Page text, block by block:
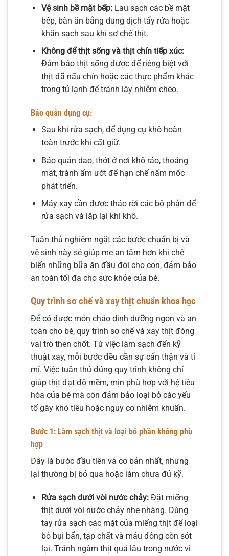
Vệ sinh bề mặt bếp:Lau sạch các bề mặt
bếp, bàn ăn bằng dung dịch tẩy rửa hoặc
khăn sạch sau khi sơ chế thịt.
Không để thịt sống và thịt chín tiếp xúc:
Đảm bảo thịt sống được để riêng biệt với
thịt đã nấu chín hoặc các thực phẩm khác
trong tủ lạnh để tránh lây nhiễm chéo.
Bảo quản dụng cụ:
Sau khi rửa sạch, để dụng cụ khô hoàn
toàn trước khi cất giữ.
Bảo quản dao, thớt ở nơi khô ráo, thoáng
mát, tránh ẩm ướt để hạn chế nấm mốc
phát triển.
Máy xay cần được tháo rời các bộ phận để
rửa sạch và lắp lại khi khô.
Tuân thủ nghiêm ngặt các bước chuẩn bị và
vệ sinh này sẽ giúp mẹ an tâm hơn khi chế
biến những bữa ăn đầu đời cho con, đảm bảo
an toàn tối đa cho sức khỏe của bé.
Quy trình sơ chế và xay thịt chuẩn khoa học
Để có được món cháo dinh dưỡng ngon và an
toàn cho bé, quy trình sơ chế và xay thịt đóng
vai trò then chốt. Từ việc làm sạch đến kỹ
thuật xay, mỗi bước đều cần sự cẩn thận và tỉ
mỉ. Việc tuân thủ đúng quy trình không chỉ
giúp thịt đạt độ mềm, mịn phù hợp với hệ tiêu
hóa của bé mà còn đảm bảo loại bỏ các yếu
tố gây khó tiêu hoặc nguy cơ nhiễm khuẩn.
Bước 1: Làm sạch thịt và loại bỏ phần không phù
hợp
Đây là bước đầu tiên và cơ bản nhất, nhưng
lại thường bị bỏ qua hoặc làm chưa đủ kỹ.
Rửa sạch dưới vòi nước chảy:Đặt miếng
thịt dưới vòi nước chảy nhẹ nhàng. Dùng
tay rửa sạch các mặt của miếng thịt để loại
bỏ bụi bẩn, tạp chất và máu đông còn sót
lại. Tránh ngâm thịt quá lâu trong nước vì